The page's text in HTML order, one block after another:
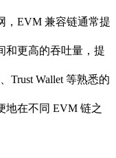
，EVM 兼容链通常提
和更高的吞吐量，提
Trust Wallet 等熟悉的
地在不同 EVM 链之